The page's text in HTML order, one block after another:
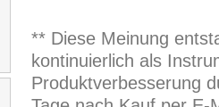
** Diese Meinung
kontinuierlich als
Produktverbesserung